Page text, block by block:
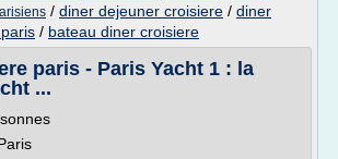
/ diner dejeuner croisiere / diner
/ bateau diner croisiere
paris - Paris Yacht 1 : la
...